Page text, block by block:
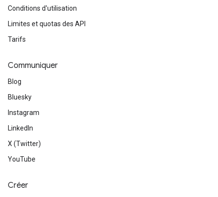
Conditions d'utilisation
Limites et quotas des API
Tarifs
Communiquer
Blog
Bluesky
Instagram
LinkedIn
X (Twitter)
YouTube
Créer